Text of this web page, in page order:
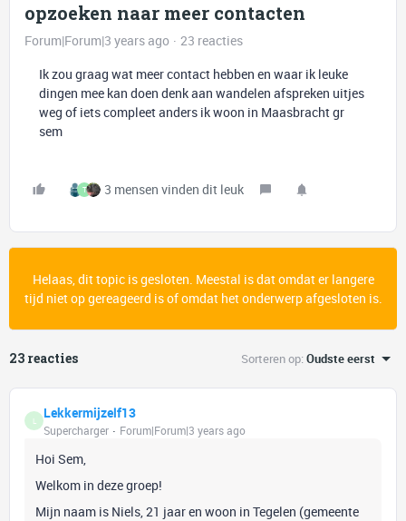
opzoeken naar meer contacten
Forum|Forum|3 years ago
23 reacties
Ik zou graag wat meer contact hebben en waar ik leuke
dingen mee kan doen denk aan wandelen afspreken uitjes
weg of iets compleet anders ik woon in Maasbracht gr
sem
T 3 mensen vinden dit leuk
Helaas, dit topic is gesloten. Meestal is dat omdat er langere
tijd niet op gereageerd is of omdat het onderwerp afgesloten is.
23 reacties Sorteren op:Oudste eerst
Lekkermijzelf13
Supercharger Forum|Forum|3 years ago
Hoi Sem,
Welkom in deze groep!
Mijn naam is Niels, 21 jaar en woon in Tegelen (gemeente